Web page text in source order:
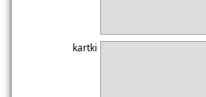
kartki